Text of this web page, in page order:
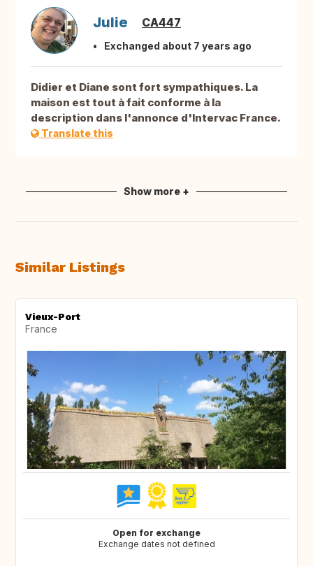
Julie CA447
Exchanged about 7 years ago
Didier et Diane sont fort sympathiques. La
maison est tout à fait conforme à la
description dans l'annonce d'Intervac France.
Translate this
Show more +
Similar Listings
Vieux-Port
France
Open for exchange
Exchange dates not defined